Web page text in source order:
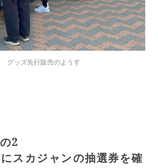
グッズ先行販売のようす
2
スカジャンの抽選券を確